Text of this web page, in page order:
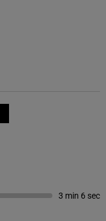
3 min 6 sec